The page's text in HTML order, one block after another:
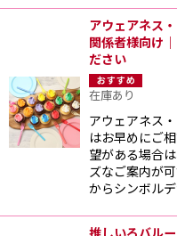
アウェアネス
関係者様向け
ださい
在庫あり
アウェアネス
はお早めにご
望がある場合
ズなご案内が
からシンボル